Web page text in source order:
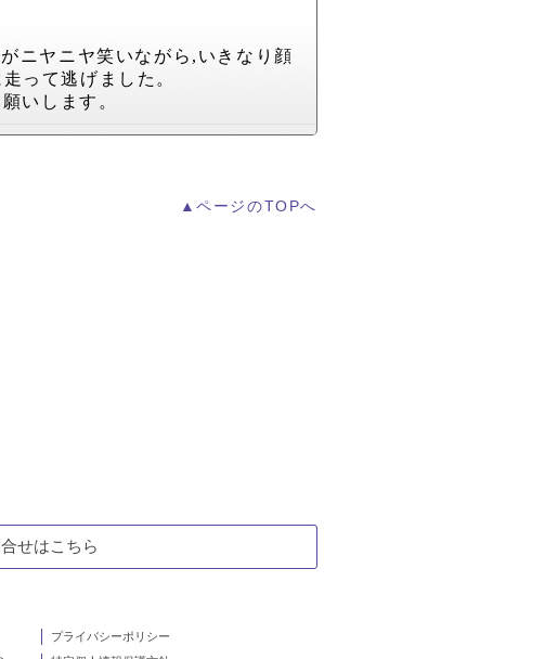
ニヤニヤ笑いながら , いきなり顔
って逃げました。
いします。
▲ページのTOPへ
せはこちら
プライバシーポリシー